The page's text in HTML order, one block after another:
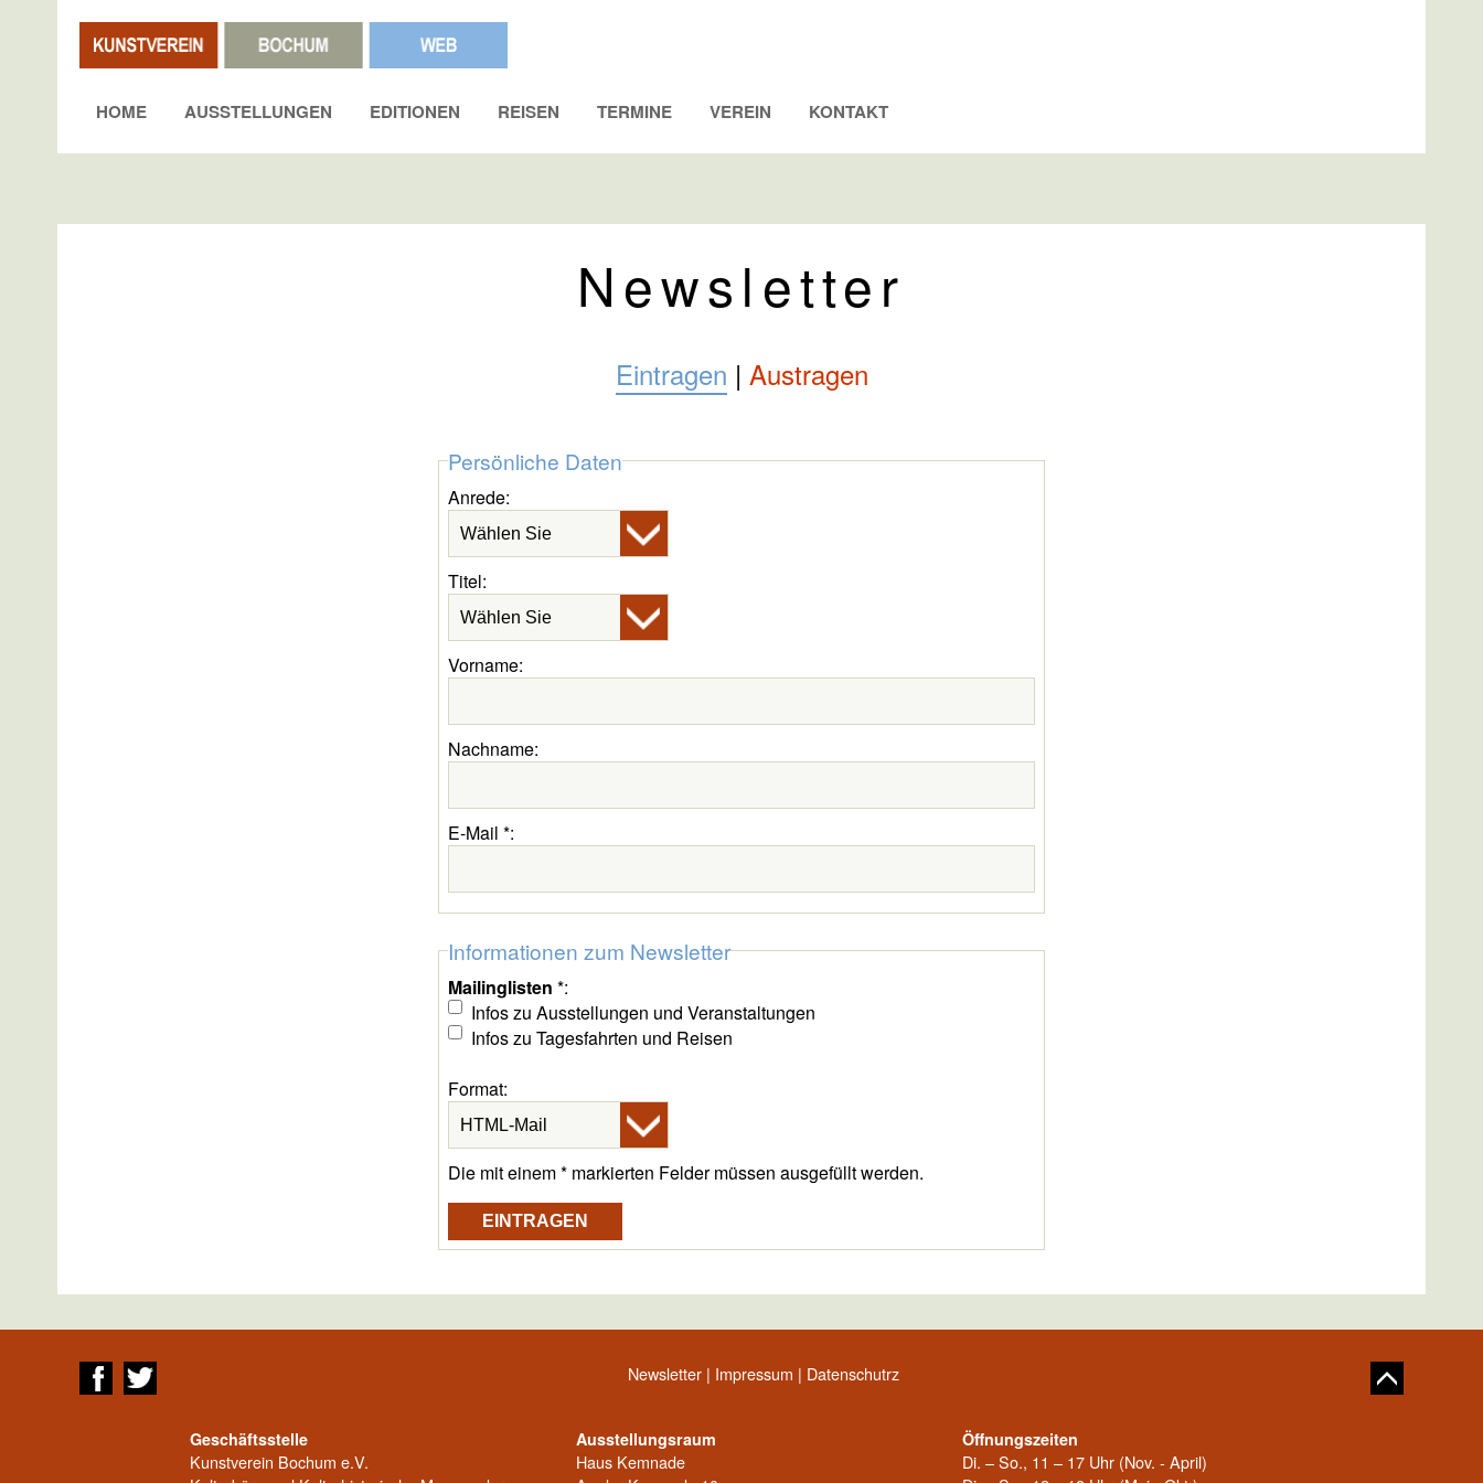
HOME AUSSTELLUNGEN EDITIONEN REISEN TERMINE VEREIN KONTAKT
Newsletter
Eintragen | Austragen
Persönliche Daten
Anrede:
Titel:
Vorname:
Nachname:
E-Mail *:
Informationen zum Newsletter
Mailinglisten *:
Infos zu Ausstellungen und Veranstaltungen
Infos zu Tagesfahrten und Reisen
Format:
Die mit einem* markierten Felder müssen ausgefüllt werden.
Newsletter | Impressum | Datenschutrz
Geschäftsstelle
Kunstverein Bochum e.V.
Ausstellungsraum
Haus Kemnade
Öffnungszeiten
Di. – So., 11 – 17 Uhr (Nov. - April)